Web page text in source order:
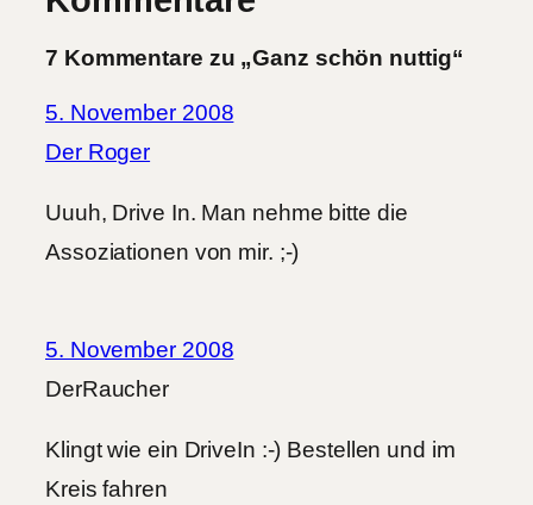
7 Kommentare zu „Ganz schön nuttig“
5. November 2008
Der Roger
Uuuh, Drive In. Man nehme bitte die
Assoziationen von mir. ;-)
5. November 2008
DerRaucher
Klingt wie ein DriveIn :-) Bestellen und im
Kreis fahren